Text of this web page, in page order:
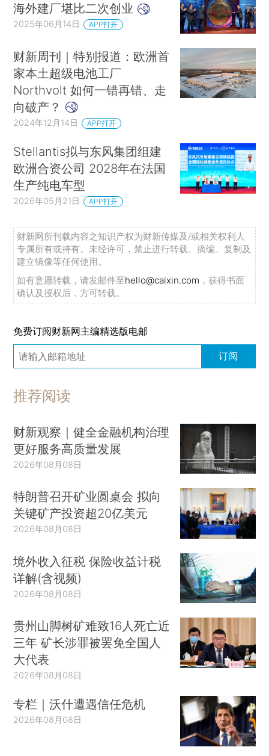
海外建厂堪比二次创业
2025年06月14日 APP打开
财新周刊｜特别报道：欧洲首
家本土超级电池工厂
Northvolt 如何一错再错、走
向破产？
2024年12月14日 APP打开
Stellantis拟与东风集团组建
欧洲合资公司 2028年在法国
生产纯电车型
2026年05月21日 APP打开
财新网所刊载内容之知识产权为财新传媒及/或相关权利人
专属所有或持有。未经许可，禁止进行转载、摘编、复制及
建立镜像等任何使用。
如有意愿转载，请发邮件至hello@caixin.com ，获得书面
确认及授权后，方可转载。
免费订阅财新网主编精选版电邮
订阅
推荐阅读
财新观察｜健全金融机构治理
更好服务高质量发展
2026年08月08日
特朗普召开矿业圆桌会 拟向
关键矿产投资超20亿美元
2026年08月08日
境外收入征税 保险收益计税
详解(含视频)
2026年08月08日
贵州山脚树矿难致16人死亡近
三年 矿长涉罪被罢免全国人
大代表
2026年08月08日
专栏｜沃什遭遇信任危机
2026年08月08日